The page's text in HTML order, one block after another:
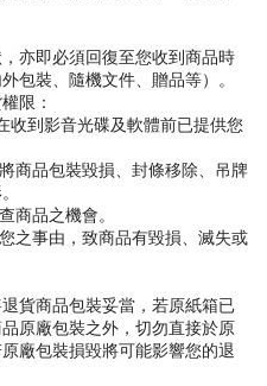
亦即必須回復至您收到商品時
包裝、隨機文件、贈品等）。
限：
收到影音光碟及軟體前已提供您
商品包裝毀損、封條移除、吊牌
商品之機會。
之事由，致商品有毀損、滅失或
貨商品包裝妥當，若原紙箱已
原廠包裝之外，切勿直接於原
廠包裝損毀將可能影響您的退